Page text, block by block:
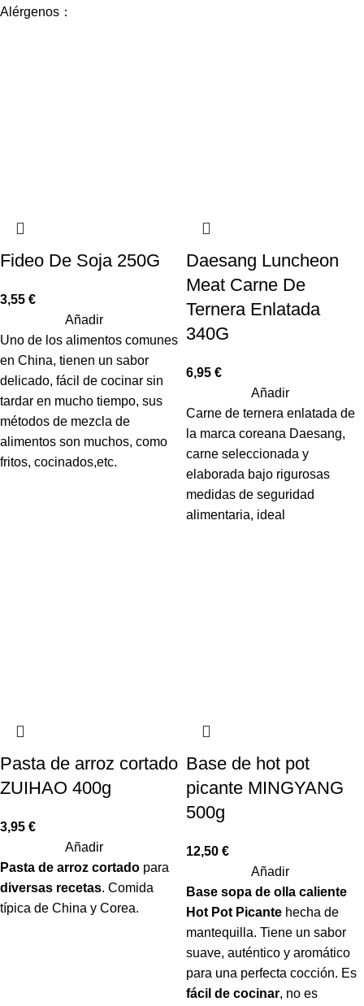
Alérgenos：
Fideo De Soja 250G
3,55 €
Añadir
Uno de los alimentos comunes
en China, tienen un sabor
delicado, fácil de cocinar sin
tardar en mucho tiempo, sus
métodos de mezcla de
alimentos son muchos, como
fritos, cocinados,etc.
Daesang Luncheon
Meat Carne De
Ternera Enlatada
340G
6,95 €
Añadir
Carne de ternera enlatada de
la marca coreana Daesang,
carne seleccionada y
elaborada bajo rigurosas
medidas de seguridad
alimentaria, ideal
Pasta de arroz cortado
ZUIHAO 400g
3,95 €
Añadir
Pasta de arroz cortado para
diversas recetas. Comida
típica de China y Corea.
Base de hot pot
picante MINGYANG
500g
12,50 €
Añadir
Base sopa de olla caliente
Hot Pot Picante hecha de
mantequilla. Tiene un sabor
suave, auténtico y aromático
para una perfecta cocción. Es
fácil de cocinar, no es